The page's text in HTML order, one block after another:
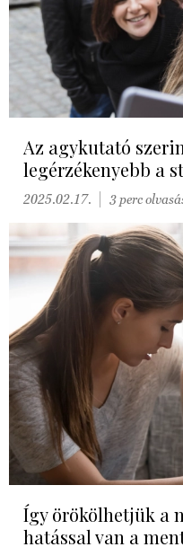
Az agykutató
legérzékenyebb a
2025.02.17. 3 perc
Így örökölhetjük a
hatással van a